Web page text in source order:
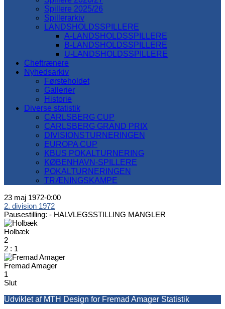
Spillere 2025/26
Spillerarkiv
LANDSHOLDSSPILLERE
A-LANDSHOLDSSPILLERE
B-LANDSHOLDSSPILLERE
U-LANDSHOLDSSPILLERE
Cheftrænere
Nyhedsarkiv
Førsteholdet
Gallerier
Historie
Diverse statistik
CARLSBERG CUP
CARLSBERG GRAND PRIX
DIVISIONSTURNERINGEN
EUROPA CUP
KBUS POKALTURNERING
KØBENHAVN-SPILLERE
POKALTURNERINGEN
TRÆNINGSKAMPE
23 maj 1972-0:00
2. division 1972
Pausestilling: - HALVLEGSSTILLING MANGLER
Holbæk
2
2 : 1
Fremad Amager
1
Slut
Udviklet af MTH Design for Fremad Amager Statistik